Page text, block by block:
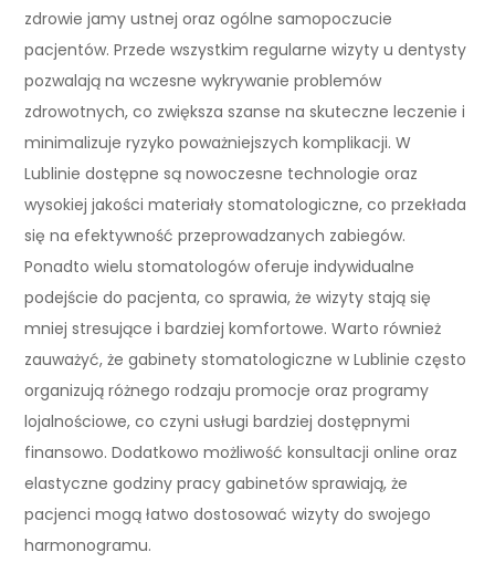
zdrowie jamy ustnej oraz ogólne samopoczucie
pacjentów. Przede wszystkim regularne wizyty u dentysty
pozwalają na wczesne wykrywanie problemów
zdrowotnych, co zwiększa szanse na skuteczne leczenie i
minimalizuje ryzyko poważniejszych komplikacji. W
Lublinie dostępne są nowoczesne technologie oraz
wysokiej jakości materiały stomatologiczne, co przekłada
się na efektywność przeprowadzanych zabiegów.
Ponadto wielu stomatologów oferuje indywidualne
podejście do pacjenta, co sprawia, że wizyty stają się
mniej stresujące i bardziej komfortowe. Warto również
zauważyć, że gabinety stomatologiczne w Lublinie często
organizują różnego rodzaju promocje oraz programy
lojalnościowe, co czyni usługi bardziej dostępnymi
finansowo. Dodatkowo możliwość konsultacji online oraz
elastyczne godziny pracy gabinetów sprawiają, że
pacjenci mogą łatwo dostosować wizyty do swojego
harmonogramu.